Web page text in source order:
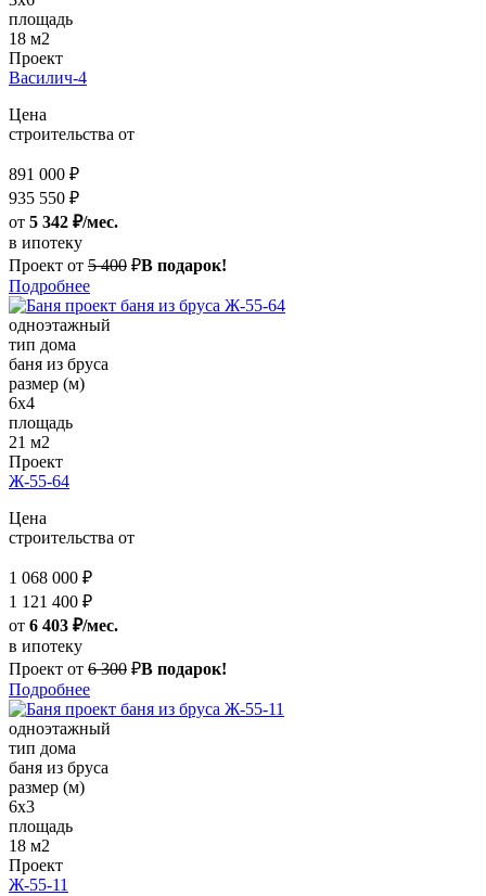
площадь
18 м2
Проект
Василич-4
Цена
строительства от
891 000 ₽
935 550 ₽
от 5 342 ₽/мес.
в ипотеку
Проект от 5 400 ₽В подарок!
Подробнее
одноэтажный
тип дома
баня из бруса
размер (м)
6x4
площадь
21 м2
Проект
Ж-55-64
Цена
строительства от
1 068 000 ₽
1 121 400 ₽
от 6 403 ₽/мес.
в ипотеку
Проект от 6 300 ₽В подарок!
Подробнее
одноэтажный
тип дома
баня из бруса
размер (м)
6x3
площадь
18 м2
Проект
Ж-55-11